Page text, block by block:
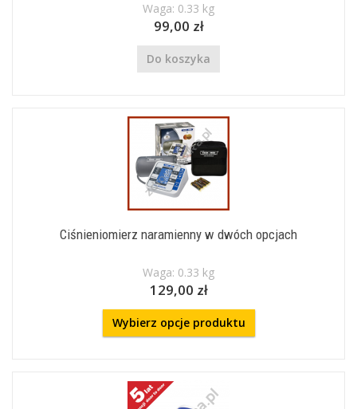
Waga: 0.33 kg
99,00 zł
Do koszyka
Ciśnieniomierz naramienny w dwóch opcjach
Waga: 0.33 kg
129,00 zł
Wybierz opcje produktu